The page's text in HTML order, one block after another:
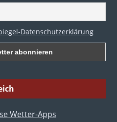
Datenschutzerklärung